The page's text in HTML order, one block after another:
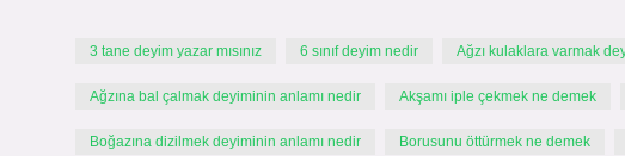
3 tane deyim yazar mısınız 6 sınıf deyim nedir Ağzı kulaklara varmak
Ağzına bal çalmak deyiminin anlamı nedir Akşamı iple çekmek ne demek
Boğazına dizilmek deyiminin anlamı nedir Borusunu öttürmek ne demek